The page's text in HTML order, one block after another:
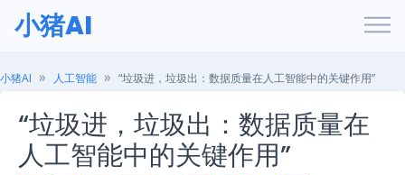
小猪AI
小猪AI 人工智能 “垃圾进，垃圾出：数据质量在人工智能中的关键作用”
“垃圾进，垃圾出：数据质量在
人工智能中的关键作用”